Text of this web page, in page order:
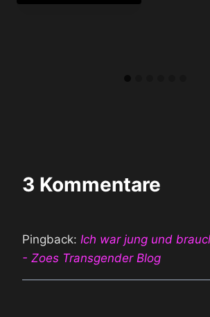
3 Kommentare
Pingback: Ich war jung und
- Zoes Transgender Blog